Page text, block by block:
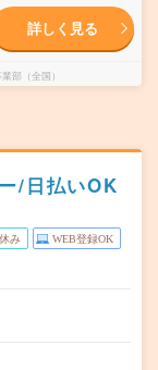
詳しく見る
部（全国）
/日払いOK
み WEB登録OK